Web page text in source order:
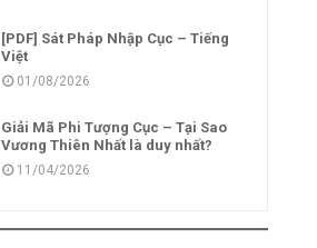
[PDF] Sát Pháp Nhập Cục – Tiếng
Việt
01/08/2026
Giải Mã Phi Tượng Cục – Tại Sao
Vương Thiên Nhất là duy nhất?
11/04/2026